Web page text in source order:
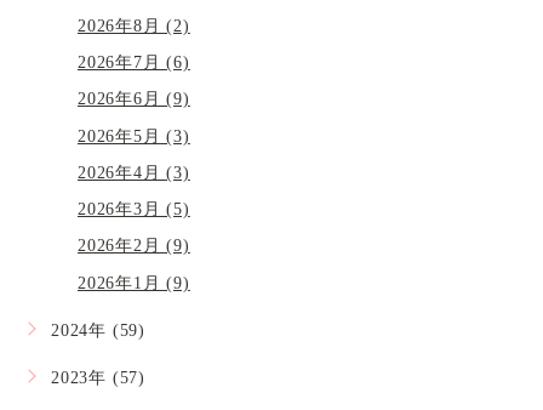
2026年8月 (2)
2026年7月 (6)
2026年6月 (9)
2026年5月 (3)
2026年4月 (3)
2026年3月 (5)
2026年2月 (9)
2026年1月 (9)
2024年 (59)
2023年 (57)